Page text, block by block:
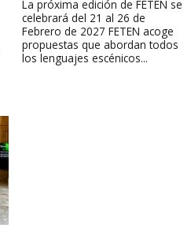
La próxima edición de FETEN se
celebrará del 21 al 26 de
Febrero de 2027 FETEN acoge
propuestas que abordan todos
los lenguajes escénicos...